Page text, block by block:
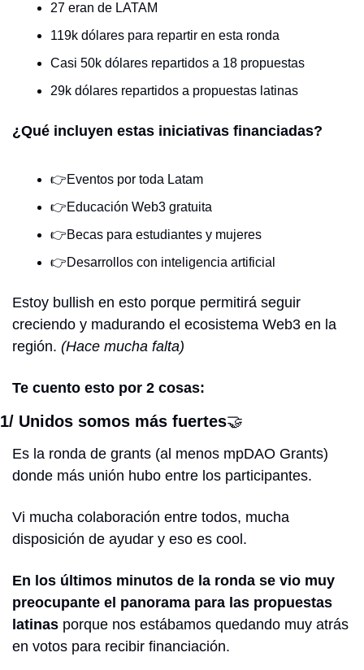
27 eran de LATAM
119k dólares para repartir en esta ronda
Casi 50k dólares repartidos a 18 propuestas
29k dólares repartidos a propuestas latinas
¿Qué incluyen estas iniciativas financiadas?
👉Eventos por toda Latam
👉Educación Web3 gratuita
👉Becas para estudiantes y mujeres
👉Desarrollos con inteligencia artificial
Estoy bullish en esto porque permitirá seguir
creciendo y madurando el ecosistema Web3 en la
región. (Hace mucha falta)
Te cuento esto por 2 cosas:
1/ Unidos somos más fuertes🤝
Es la ronda de grants (al menos mpDAO Grants)
donde más unión hubo entre los participantes.
Vi mucha colaboración entre todos, mucha
disposición de ayudar y eso es cool.
En los últimos minutos de la ronda se vio muy
preocupante el panorama para las propuestas
latinas porque nos estábamos quedando muy atrás
en votos para recibir financiación.